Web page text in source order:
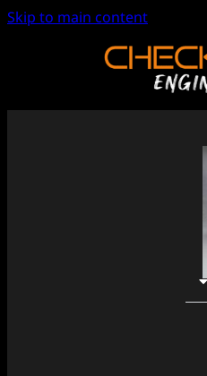
Skip to main content